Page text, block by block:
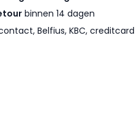
binnen 14 dagen
Belfius, KBC,